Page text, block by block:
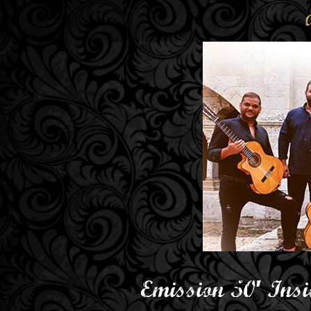
Emission 50′